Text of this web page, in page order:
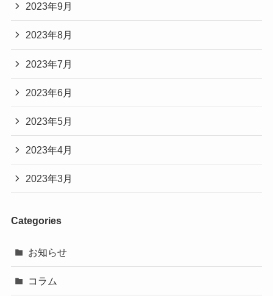
2023年9月
2023年8月
2023年7月
2023年6月
2023年5月
2023年4月
2023年3月
Categories
お知らせ
コラム